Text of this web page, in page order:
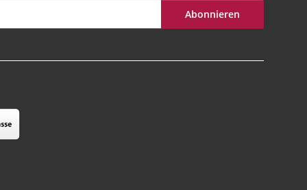
Abonnieren